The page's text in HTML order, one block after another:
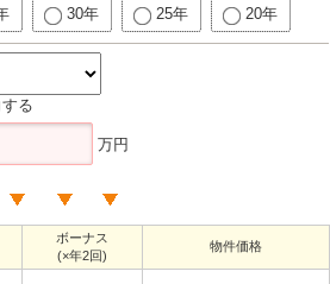
30年 25年 20年
る
万円
ボーナス
(×年2回)
物件価格